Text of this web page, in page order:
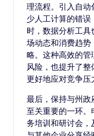
理流程。引入自
少人工计算的错
时，数据分析工
场动态和消费趋
略。这种高效的管
风险，也提升了
更好地应对竞争压
最后，保持与州政
至关重要的一环
务培训和研讨会